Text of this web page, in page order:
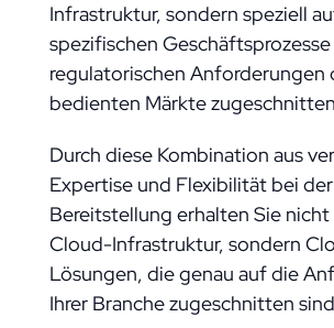
Infrastruktur, sondern speziell
spezifischen
regulatorischen Anforderungen
bedienten Märkte
Durch diese Kombination aus
Expertise und Flexibilität bei der
Bereitstellung erhalten Sie nicht
Cloud-Infrastruktur, sondern
Lösungen, die genau auf die
Ihrer Branche zugeschnitten